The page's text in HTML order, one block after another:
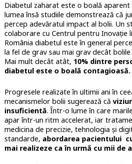
Diabetul zaharat este o boală
lumea însă studiile demonstrează că
percep adevăratul impact al bolii. Un
colaborare cu Centrul pentru Inovație
România diabetul este în general
la fel de grav sau mai grav decât
Mai mult decât atât, 10% dintre
diabetul este o boală contagioasă.
Progresele realizate în ultimii ani în
mecanismelor bolii sugerează că
insuficientă. Într-o lume în care
apar într-un ritm accelerat, iar
medicina de precizie, tehnologia și
standarde, abordarea pacientului
mai realizeze ca în urmă cu mii de